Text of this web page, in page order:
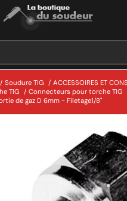
/ Soudure TIG / ACCESSOIRES ET
TIG / Connecteurs pour torche TIG
de gaz D 6mm - Filetage1/8"